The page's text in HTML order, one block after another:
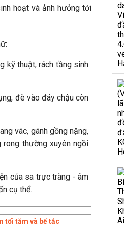
hoạt và ảnh hưởng tới
kỹ thuật, rách tầng sinh
đè vào đáy chậu còn
vác, gánh gồng nặng,
rong thường xuyên ngồi
của sa trực tràng - âm
cụ thể.
tối tăm và bế tắc